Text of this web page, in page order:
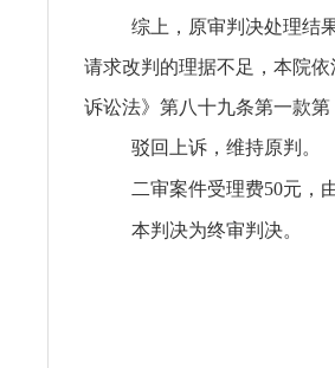
综上，原审判决处理结
请求改判的理据不足，本院
诉讼法》第八十九条第一款
驳回上诉，维持原判。
二审案件受理费50元，
本判决为终审判决。